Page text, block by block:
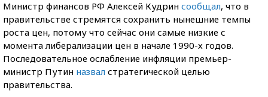
Министр финансов РФ Алексей Кудрин сообщал, что в
правительстве стремятся сохранить нынешние темпы
роста цен, потому что сейчас они самые низкие с
момента либерализации цен в начале 1990-х годов.
Последовательное ослабление инфляции премьер-
министр Путин назвал стратегической целью
правительства.